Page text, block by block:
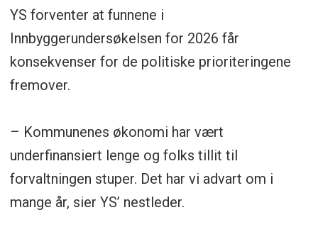
YS forventer at funnene i
Innbyggerundersøkelsen for 2026 får
konsekvenser for de politiske prioriteringene
fremover.
– Kommunenes økonomi har vært
underfinansiert lenge og folks tillit til
forvaltningen stuper. Det har vi advart om i
mange år, sier YS’ nestleder.